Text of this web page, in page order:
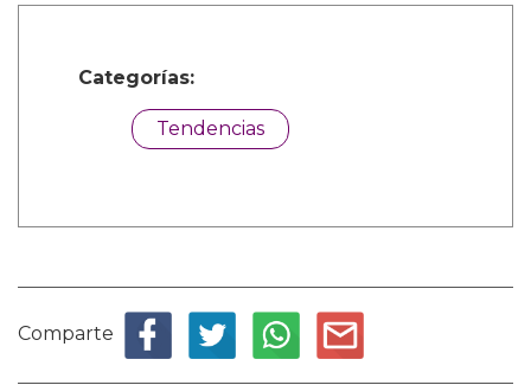
Categorías:
Tendencias
Comparte